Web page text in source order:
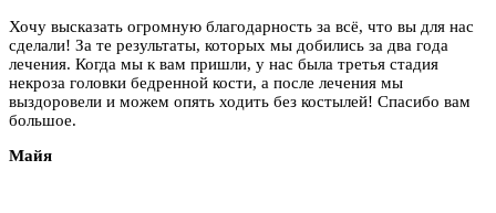
Хочу высказать огромную благодарность за всё, что вы для нас
сделали! За те результаты, которых мы добились за два года
лечения. Когда мы к вам пришли, у нас была третья стадия
некроза головки бедренной кости, а после лечения мы
выздоровели и можем опять ходить без костылей! Спасибо вам
большое.
Майя